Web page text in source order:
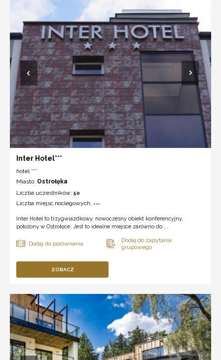
Inter Hotel***
hotel ***
Miasto: Ostrołęka
Liczba uczestników: 50
Liczba miejsc noclegowych: ---
Inter Hotel to trzygwiazdkowy, nowoczesny obiekt konferencyjny,
położony w Ostrołęce. Jest to idealne miejsce zarówno do ...
ZOBACZ